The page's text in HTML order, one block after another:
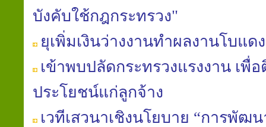
บังคับใช้กฎกระทรวง"
ยุเพิ่มเงินว่างงานทำผลงานโบแดง
เข้าพบปลัดกระทรวงแรงงาน เพื่
ประโยชน์แก่ลูกจ้าง
เวทีเสวนาเชิงนโยบาย “การพัฒ